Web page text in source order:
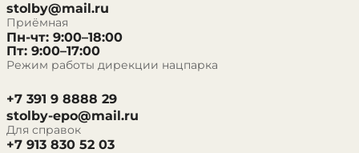
stolby@mail.ru
Приёмная
Пн-чт: 9:00–18:00
Пт: 9:00–17:00
Режим работы дирекции нацпарка
+7 391 9 8888 29
stolby-epo@mail.ru
Для справок
+7 913 830 52 03